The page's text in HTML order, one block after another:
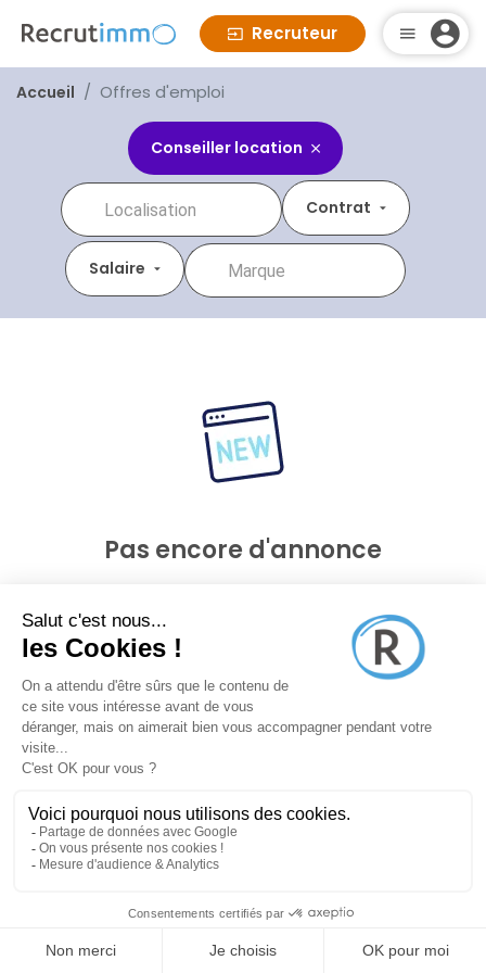
Recruteur
Accueil Offres d'emploi
Conseiller location
Contrat
Salaire
Pas encore d'annonce
Voir les annonces